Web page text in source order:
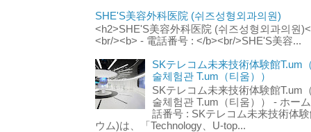
SHE'S美容外科医院 (쉬즈성형외과의원)
<h2>SHE'S美容外科医院 (쉬즈성형외과의원
<br/><b> - 電話番号 : </b><br/>SHE'S美容...
SKテレコム未来技術体験館T.um
술체험관 T.um（티움））
SKテレコム未来技術体験館T.um
술체험관 T.um（티움）） - ホー
話番号 : SKテレコム未来技術体
ウム)は、「Technology、U-top...